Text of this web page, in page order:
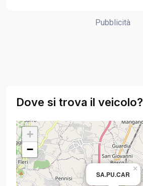
Pubblicità
Dove si trova il veicolo?
SA.PU.CAR
×
+
−